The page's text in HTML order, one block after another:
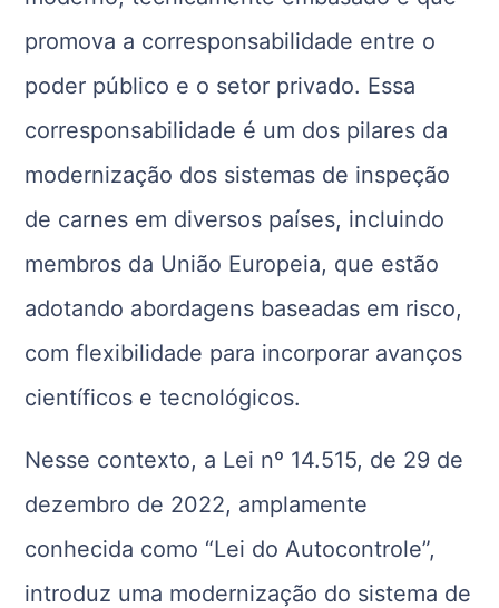
promova a corresponsabilidade entre o
poder público e o setor privado. Essa
corresponsabilidade é um dos pilares da
modernização dos sistemas de inspeção
de carnes em diversos países, incluindo
membros da União Europeia, que estão
adotando abordagens baseadas em risco,
com flexibilidade para incorporar avanços
científicos e tecnológicos.
Nesse contexto, a Lei nº 14.515, de 29 de
dezembro de 2022, amplamente
conhecida como “Lei do Autocontrole”,
introduz uma modernização do sistema de